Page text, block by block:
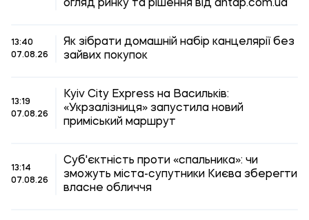
огляд ринку та рішення від antap.com.ua
13:40
07.08.26
Як зібрати домашній набір канцелярії без
зайвих покупок
13:19
07.08.26
Kyiv City Express на Васильків:
«Укрзалізниця» запустила новий
приміський маршрут
13:14
07.08.26
Суб'єктність проти «спальника»: чи
зможуть міста-супутники Києва зберегти
власне обличчя